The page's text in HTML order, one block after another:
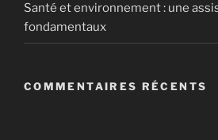
Santé et environnement : une
fondamentaux
COMMENTAIRES RÉCENTS